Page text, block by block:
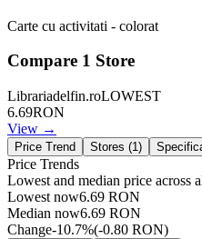
Carte cu activitati - colorat
Compare 1 Store
Librariadelfin.roLOWEST
6.69RON
View →
Price Trend Stores (1)
Price Trends
Lowest and median price across
Lowest now6.69 RON
Median now6.69 RON
Change-10.7%(-0.80 RON)